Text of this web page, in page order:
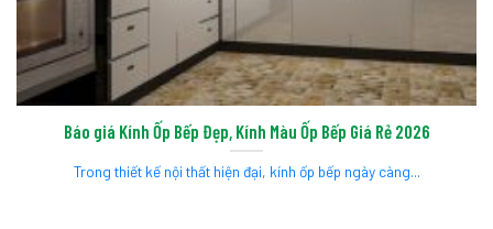
Báo giá Kính Ốp Bếp Đẹp, Kính Màu Ốp Bếp Giá Rẻ 2026
Trong thiết kế nội thất hiện đại, kính ốp bếp ngày càng...